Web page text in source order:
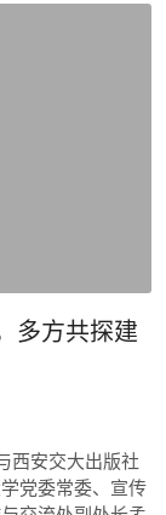
多方共探建
西安交大出版社
党委常委、宣传